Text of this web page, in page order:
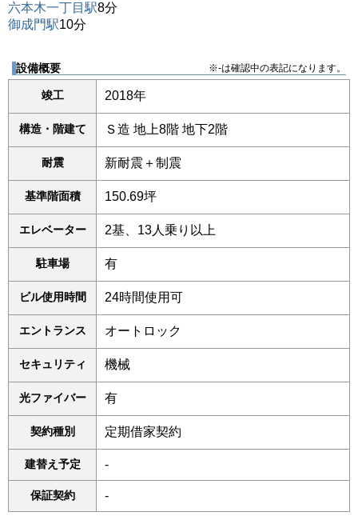
六本木一丁目駅8分
御成門駅10分
設備概要 ※-は確認中の表記になります。
竣工 2018年
構造・階建て Ｓ造 地上8階 地下2階
耐震 新耐震＋制震
基準階面積 150.69坪
エレベーター 2基、13人乗り以上
駐車場 有
ビル使用時間 24時間使用可
エントランス オートロック
セキュリティ 機械
光ファイバー 有
契約種別 定期借家契約
建替え予定 -
保証契約 -